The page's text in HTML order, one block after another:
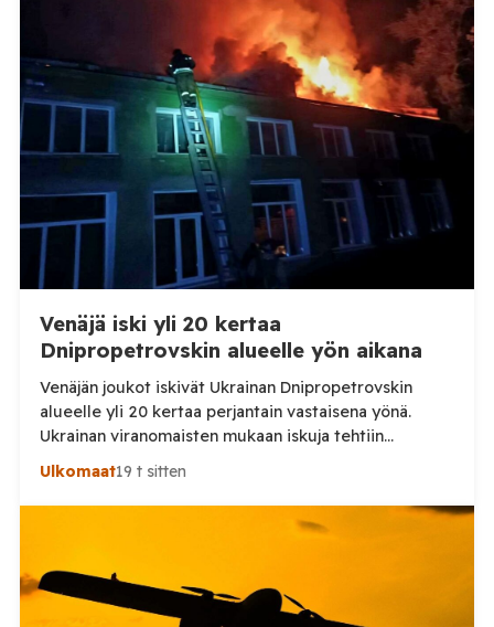
afrikkalaisen sikaruton tapauksesta sekä
eläintautitietojen vaihdosta […]
Venäjä iski yli 20 kertaa
Dnipropetrovskin alueelle yön aikana
Venäjän joukot iskivät Ukrainan Dnipropetrovskin
alueelle yli 20 kertaa perjantain vastaisena yönä.
Ukrainan viranomaisten mukaan iskuja tehtiin
drooneilla ja tykistöllä viidelle eri alueelle.
alueellisen sotilashallinnon johtaja Oleksandr Hanzha
kertoi perjantaiaamuna 7. elokuuta julkaisemassaan
hyökkäsivät yön aikana yli 20 kertaa viidelle alueelle.
Nikopolin alueella iskuja kohdistui Nikopolin
Ulkomaat19 t sitten